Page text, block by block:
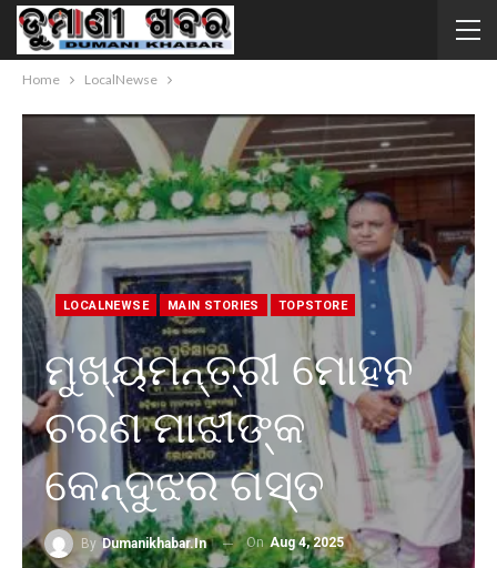
Home LocalNewse
LOCALNEWSE MAIN STORIES TOPSTORE
ମୁଖ୍ୟମନ୍ତ୍ରୀ ମୋହନ
ଚରଣ ମାଝୀଙ୍କ
କେନ୍ଦୁଝର ଗସ୍ତ
By Dumanikhabar.in OnAug 4, 2025